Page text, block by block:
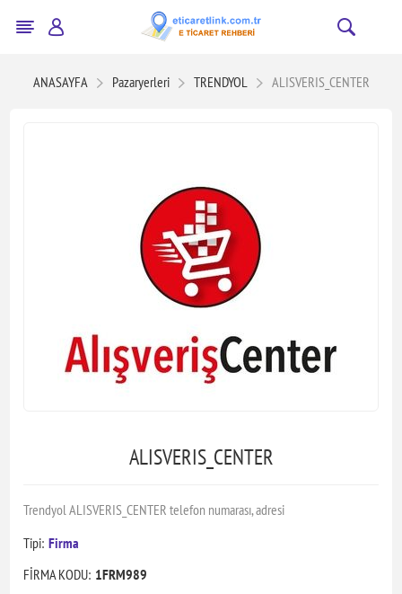
ANASAYFA Pazaryerleri TRENDYOL ALISVERIS_CENTER
ALISVERIS_CENTER
Trendyol ALISVERIS_CENTER telefon numarası, adresi
Tipi: Firma
FİRMA KODU: 1FRM989